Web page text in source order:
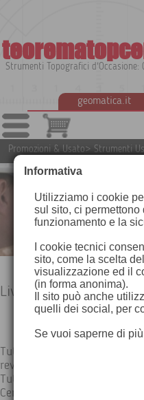
Strumenti Topografici d'Occasione:
geomatica.it
Promozioni & Usato> Strumenti
Livelli Occasioni
Tutti gli Strumenti proposti
revisionati presso i
Tutti gli Strumenti sono
Certificato di Calibrazione a
Informativa
Utilizziamo i cookie
sul sito, ci
funzionamento e la
I cookie tecnici
sito, come la scelta
visualizzazione ed il
(in forma anonima).
Il sito può anche
quelli dei social, per
Se vuoi saperne di